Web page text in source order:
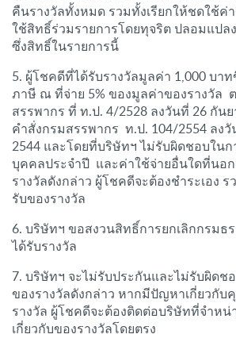
คืนรางวัลทั้งหมด รวมทั้งเรียกให้ชดใช้ค่
ใช้สิทธิ์ร่วมรายการโดยทุจริต ปลอมแปล
ซึ่งสิทธิ์ในรายการนี้
5. ผู้โชคดีที่ได้รับรางวัลมูลค่า 1,000 บา
ภาษี ณ ที่จ่าย 5% ของมูลค่าของรางวัล
สรรพากร ที่ ท.ป. 4/2528 ลงวันที่ 26 กัน
คำสั่งกรมสรรพากร ท.ป. 104/2554 ลง
2544 และโดยที่บริษัทฯ ไม่รับผิดชอบใน
บุคคลประจำปี และค่าใช้จ่ายอื่นใดที่นอ
รางวัลดังกล่าว ผู้โชคดีจะต้องชำระเอง
รับของรางวัล
6. บริษัทฯ ขอสงวนสิทธิ์การยกเลิกกรมธ
ได้รับรางวัล
7. บริษัทฯ จะไม่รับประกันและไม่รับผิด
ของรางวัลดังกล่าว หากมีปัญหาเกี่ยวกั
รางวัล ผู้โชคดีจะต้องติดต่อบริษัทที่จำหน่
เกี่ยวกับของรางวัลโดยตรง